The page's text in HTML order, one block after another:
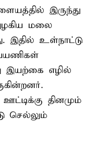
இருந்து
மலை
இதில் உள்நாட்டு
பயணிகள்
இயற்கை எழில்
தினமும்
செல்லும்